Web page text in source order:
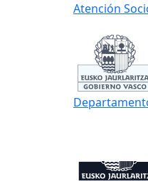
Atención